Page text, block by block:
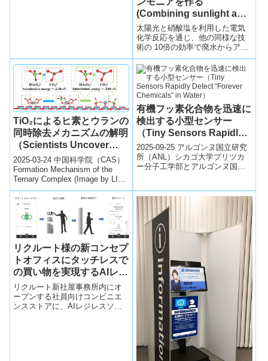
(Combining sunlight and
wastewater nitrate to
make the world’s No. 2
chemical)
太陽光と硝酸塩を利用した電気
化学反応を通じ、他の同様な技
術の 10倍の効率で廃水からアン
モニアを生成するカーボンニュ
ートラルな技術を開発。
TiO₂によるヒ素とウランの
同時除去メカニズムの解明
（Scientists Uncover
Mechanism involving
TiO2 for Simultaneous
Arsenic and Uranium
Remediation from
Groundwater）
2025-03-24 中国科学院（CAS）
Formation Mechanism of the
Ternary Complex (Image by LI
Zhe...
有機フッ素化合物を迅速に
検出する小型センサー
（Tiny Sensors Rapidly
Detect “Forever
Chemicals” in Water）
2025-09-25 アルゴンヌ国立研究
所（ANL）シカゴ大学プリツカ
ー分子工学部とアルゴンヌ国立
で迅速・...
リクルート様の新コンセプ
トオフィスにタッチレスで
の買い物を実現するAIレジ
レスシステムを導入
リクルート新社屋事務所内にオ
ープンする社員向けコンビニエ
ンスストアに、AIレジレスソリ